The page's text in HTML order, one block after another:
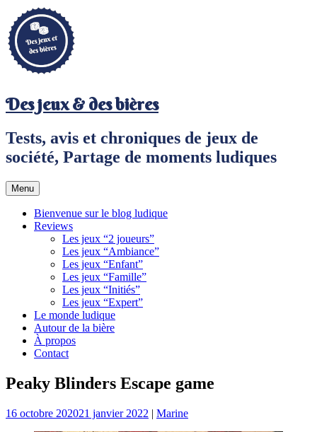
Aller
au
contenu
principal
Des jeux & des bières
Tests, avis et chroniques de jeux de
société, Partage de moments ludiques
Menu
Bienvenue sur le blog ludique
Reviews
Les jeux “2 joueurs”
Les jeux “Ambiance”
Les jeux “Enfant”
Les jeux “Famille”
Les jeux “Initiés”
Les jeux “Expert”
Le monde ludique
Autour de la bière
À propos
Contact
Peaky Blinders Escape game
16 octobre 202021 janvier 2022 | Marine